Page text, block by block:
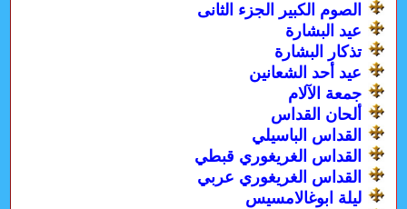
الصوم الكبير الجزء الثانى
عيد البشارة
تذكار البشارة
عيد أحد الشعانين
جمعة الآلام
ألحان القداس
القداس الباسيلي
القداس الغريغوري قبطي
القداس الغريغوري عربي
ليلة ابوغالامسيس